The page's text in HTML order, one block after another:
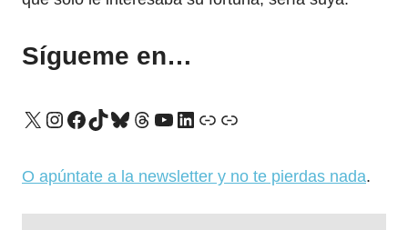
Sígueme en…
X Instagram
Facebook
TikTok
Bluesky
Threads
YouTube
LinkedIn
Enlace
Enlace
O apúntate a la newsletter y no te pierdas nada.